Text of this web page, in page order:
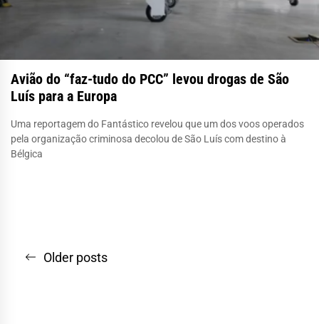
Avião do “faz-tudo do PCC” levou drogas de São
Luís para a Europa
Uma reportagem do Fantástico revelou que um dos voos operados
pela organização criminosa decolou de São Luís com destino à
Bélgica
Navegação
Older posts